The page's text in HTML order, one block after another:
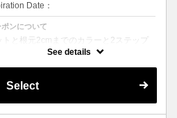
Date：
ポンについて
トと根元2cmまでのカラーと2ステップ
ートメントのセットメニュー。シャンプ
See details
Select